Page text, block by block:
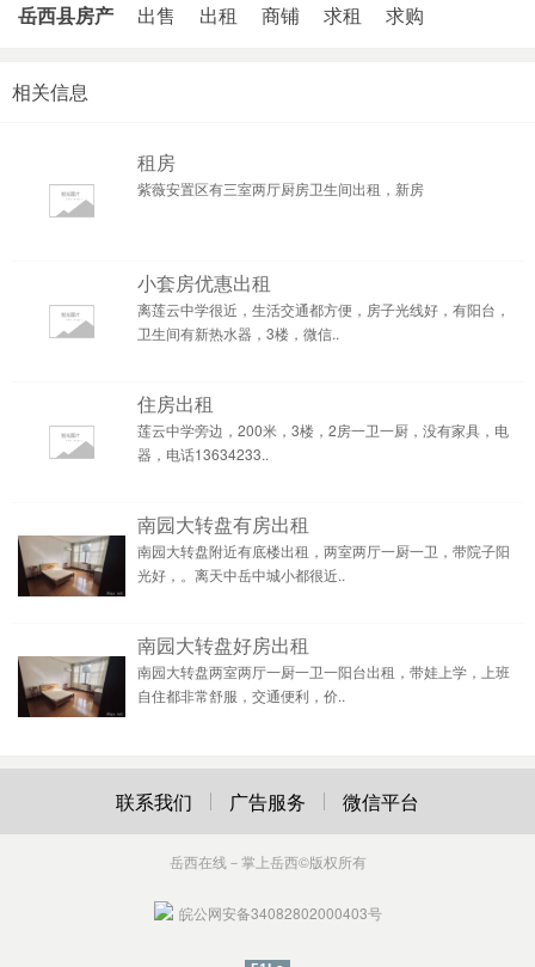
岳西县房产 出售 出租 商铺 求租 求购
相关信息
租房
紫薇安置区有三室两厅厨房卫生间出租，新房
小套房优惠出租
离莲云中学很近，生活交通都方便，房子光线好，有阳台，
卫生间有新热水器，3楼，微信..
住房出租
莲云中学旁边，200米，3楼，2房一卫一厨，没有家具，电
器，电话13634233..
南园大转盘有房出租
南园大转盘附近有底楼出租，两室两厅一厨一卫，带院子阳
光好，。离天中岳中城小都很近..
南园大转盘好房出租
南园大转盘两室两厅一厨一卫一阳台出租，带娃上学，上班
自住都非常舒服，交通便利，价..
联系我们 广告服务 微信平台
岳西在线－掌上岳西©版权所有
皖公网安备34082802000403号